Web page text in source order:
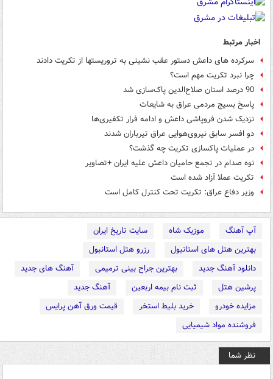
اخبار مرتبط
سرکرده های داعش دستور عقب نشینی به تروریستها از تکریت دادند
چرا نبرد تکریت مهم است؟
90 درصد استان صلاح‌الدین پاک‌سازی شد
پاسخ بسیج مردمی عراق به شایعات
نزدیک شدن فروپاشی داعش و ادامه فرار تکفیری‌ها
دو افسر سابق نیروی‌هوایی عراق تیرباران شدند
در عملیات پاکسازی تکریت چه گذشت؟
نوه صدام در تجمع حامیان داعش علیه ایران +تصاویر
تکریت عملا آزاد شده است
وزیر دفاع عراق: تکریت تحت کنترل کامل است
آپ آهنگ موزیک شاه
سایت تاریخ ایران
بهترین هتل های استانبول
رزرو هتل استانبول
دانلود آهنگ جدید
بهترین جراح بینی ترمیمی
آهنگ های جدید
پرشین هتل
ثبت نام بیمه اربعین
آهنگ جدید
مزایده خودرو
خرید بلیط استخر
قیمت ورق آهن پرایس
فروشنده مواد شیمیایی
نظر شما